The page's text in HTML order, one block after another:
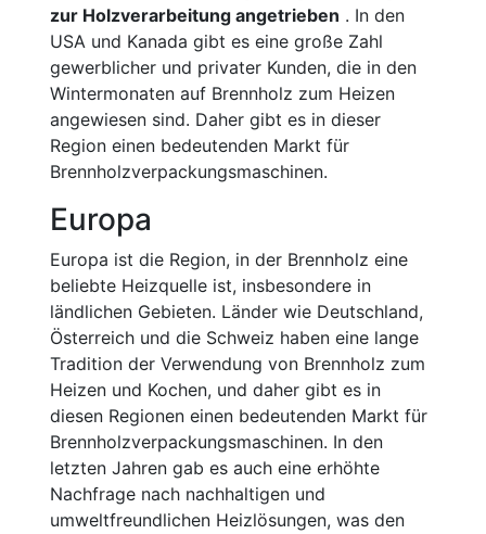
zur Holzverarbeitung angetrieben . In den
USA und Kanada gibt es eine große Zahl
gewerblicher und privater Kunden, die in den
Wintermonaten auf Brennholz zum Heizen
angewiesen sind. Daher gibt es in dieser
Region einen bedeutenden Markt für
Brennholzverpackungsmaschinen.
Europa
Europa ist die Region, in der Brennholz eine
beliebte Heizquelle ist, insbesondere in
ländlichen Gebieten. Länder wie Deutschland,
Österreich und die Schweiz haben eine lange
Tradition der Verwendung von Brennholz zum
Heizen und Kochen, und daher gibt es in
diesen Regionen einen bedeutenden Markt für
Brennholzverpackungsmaschinen. In den
letzten Jahren gab es auch eine erhöhte
Nachfrage nach nachhaltigen und
umweltfreundlichen Heizlösungen, was den